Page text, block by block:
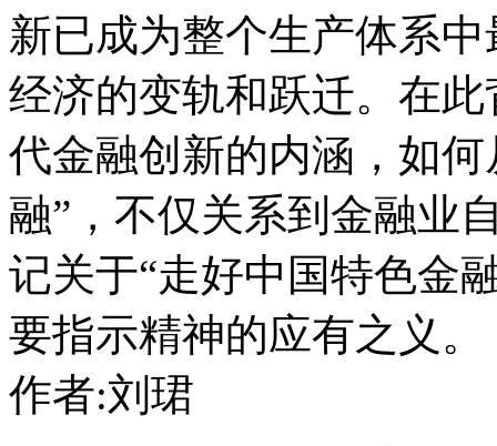
新已成为整个生产体系
经济的变轨和跃迁。在
代金融创新的内涵，如
融”，不仅关系到金融业
记关于“走好中国特色金
要指示精神的应有之义。
作者:刘珺